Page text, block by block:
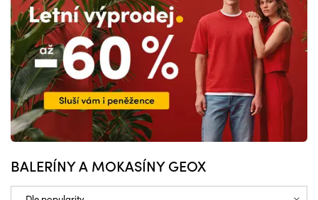
BALERÍNY A MOKASÍNY GEOX